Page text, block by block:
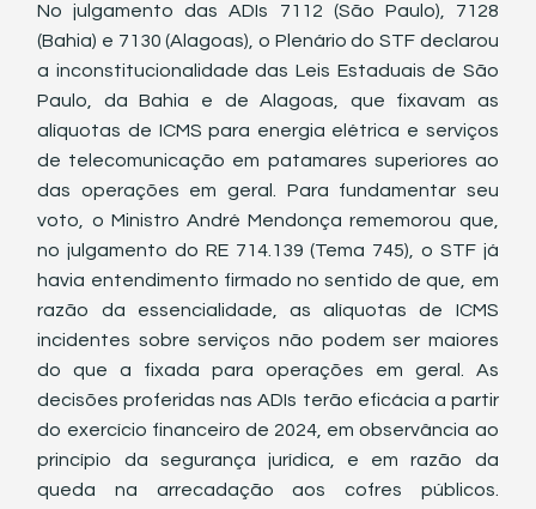
No julgamento das ADIs 7112 (São Paulo), 7128
(Bahia) e 7130 (Alagoas), o Plenário do STF declarou
a inconstitucionalidade das Leis Estaduais de São
Paulo, da Bahia e de Alagoas, que fixavam as
alíquotas de ICMS para energia elétrica e serviços
de telecomunicação em patamares superiores ao
das operações em geral. Para fundamentar seu
voto, o Ministro André Mendonça rememorou que,
no julgamento do RE 714.139 (Tema 745), o STF já
havia entendimento firmado no sentido de que, em
razão da essencialidade, as alíquotas de ICMS
incidentes sobre serviços não podem ser maiores
do que a fixada para operações em geral. As
decisões proferidas nas ADIs terão eficácia a partir
do exercício financeiro de 2024, em observância ao
princípio da segurança jurídica, e em razão da
queda na arrecadação aos cofres públicos.